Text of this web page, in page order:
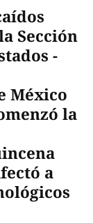
Sección
-
México
la
a